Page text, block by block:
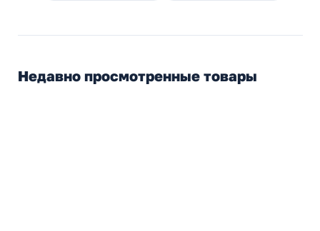
Недавно просмотренные товары